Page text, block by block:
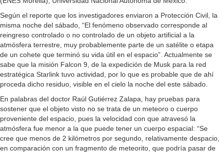
Según el reporte que los investigadores enviaron a Protección Civil, la
misma noche del sábado, “El fenómeno observado corresponde al
reingreso controlado o no controlado de un objeto artificial a la
atmósfera terrestre, muy probablemente parte de un satélite o etapa
de un cohete que terminó su vida útil en el espacio”. Actualmente se
sabe que la misión Falcon 9, de la expedición de Musk para la red
estratégica Starlink tuvo actividad, por lo que es probable que de ahí
proceda dicho residuo, visible en el cielo la noche del este sábado.
En palabras del doctor Raúl Gutiérrez Zalapa, hay pruebas para
sostener que el objeto visto no se trata de un meteoro o cuerpo
proveniente del espacio, pues la velocidad con que atravesó la
atmósfera fue menor a la que puede tener un cuerpo espacial: “Se
cree que menos de 2 kilómetros por segundo, relativamente despacio,
en comparación con un fragmento de meteorito, que podría pasar de